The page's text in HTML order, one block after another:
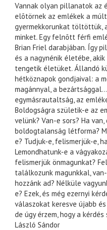
Vannak olyan pillanatok az
elõtörnek az emlékek a
gyermekkorunkat töltöttük,
minket. Egy felnõtt férfi
Brian Friel darabjában. Így
és a nagynénik életébe,
tengetik életüket. Állandó
hétköznapok gondjaival: a
magánnyal, a
egymásrautaltság, az
Boldogságra születik-e az
velünk? Van-e sors? Ha
boldogtalanság létforma?
e? Tudjuk-e, felismerjük-e,
Lemondhatunk-e a
felismerjük önmagunkat?
találkozunk magunkkal,
hozzánk ad? Nélküle
e? Ezek, és még ezernyi
válaszokat keresve újabb
de úgy érzem, hogy a
László Sándor